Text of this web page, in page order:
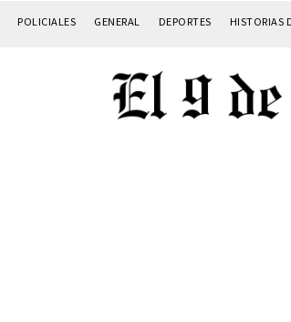
POLICIALES GENERAL DEPORTES HISTORIAS